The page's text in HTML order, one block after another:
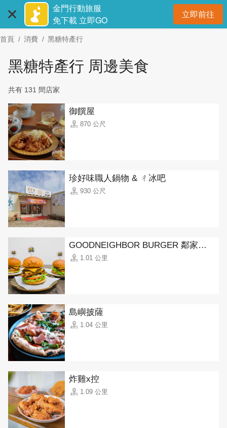
主
要
金門行動旅服
免下載 立即GO
立即前往開
首頁 消費 黑糖特產行
黑糖特產行 周邊美食
共有 131 間店家
御饌屋
870 公尺
珍好味職人鍋物 & ㄔ冰吧
930 公尺
GOODNEIGHBOR BURGER 鄰家美式漢堡
1.01 公里
島嶼披薩
1.04 公里
炸雞x控
1.09 公里